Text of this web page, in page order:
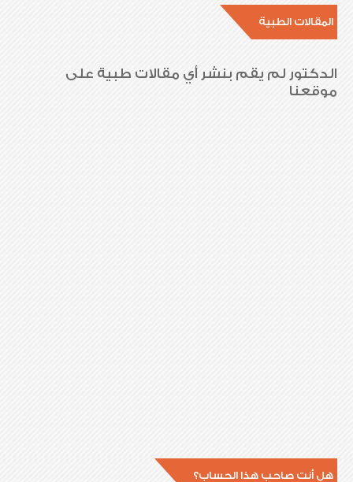
المقالات الطبية
الدكتور لم يقم بنشر أي مقالات طبية على
موقعنا
هل أنت صاحب هذا الحساب؟